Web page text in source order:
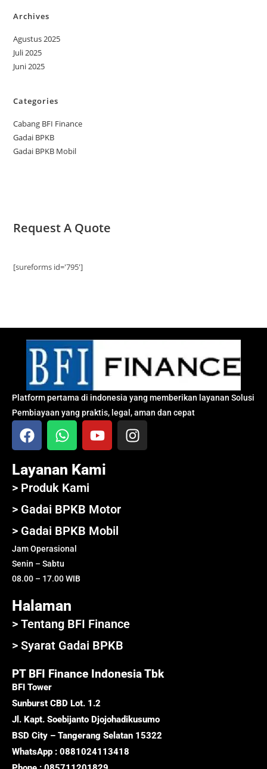
Archives
Agustus 2025
Juli 2025
Juni 2025
Categories
Cabang BFI Finance
Gadai BPKB
Gadai BPKB Mobil
Request A Quote
[sureforms id='795']
Platform pertama di indonesia yang memberikan layanan Solusi
Pembiayaan yang praktis, legal, aman dan cepat
Layanan Kami
> Produk Kami
> Gadai BPKB Motor
> Gadai BPKB Mobil
Jam Operasional
Senin – Sabtu
08.00 – 17.00 WIB
Halaman
> Tentang BFI Finance
> Syarat Gadai BPKB
PT BFI Finance Indonesia Tbk
BFI Tower
Sunburst CBD Lot. 1.2
Jl. Kapt. Soebijanto Djojohadikusumo
BSD City – Tangerang Selatan 15322
WhatsApp : 0881024113418